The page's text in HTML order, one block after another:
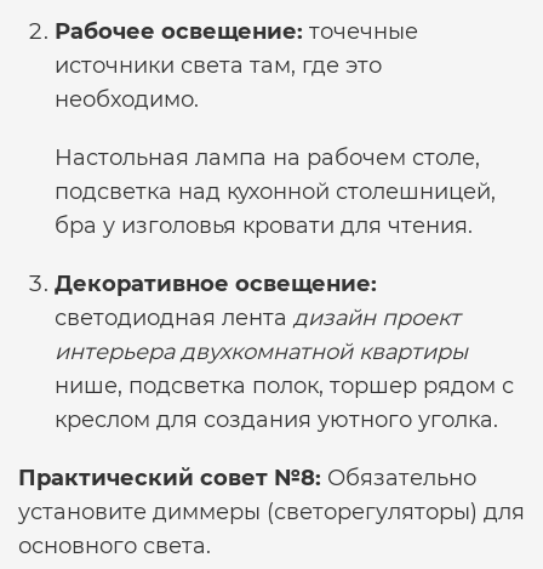
Рабочее освещение: точечные
источники света там, где это
необходимо.
Настольная лампа на рабочем столе,
подсветка над кухонной столешницей,
бра у изголовья кровати для чтения.
Декоративное освещение:
светодиодная лента дизайн проект
интерьера двухкомнатной квартиры
нише, подсветка полок, торшер рядом с
креслом для создания уютного уголка.
Практический совет №8: Обязательно
установите диммеры (светорегуляторы) для
основного света.